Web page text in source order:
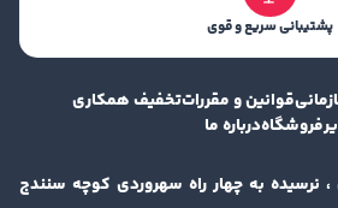
پشتیبانی سریع و قوی
قوانین و مقرراتتخفیف همکاری
فروشگاهدرباره ما
، نرسیده به چهار راه سهروردی کوچه سنندج